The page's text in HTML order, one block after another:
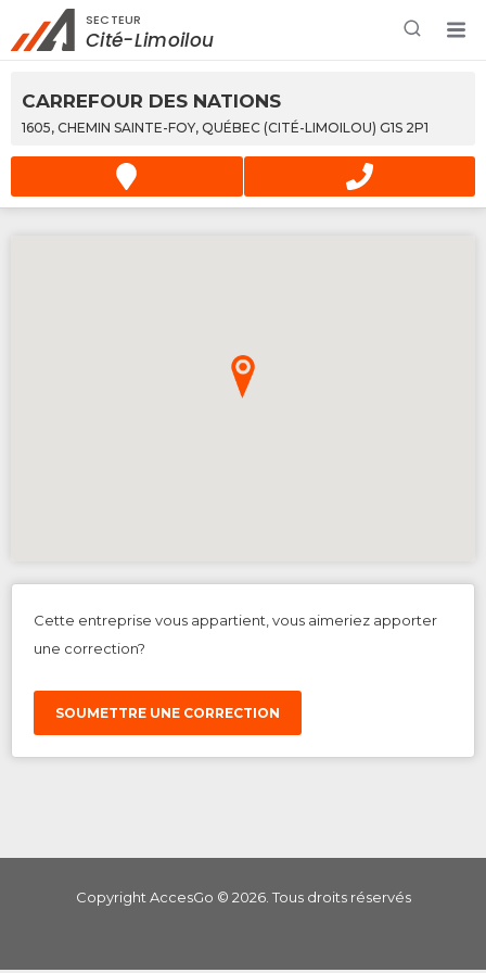
Rechercher à proximité - Entreprise / Rabais /
Services
SECTEUR
Cité-Limoilou
CARREFOUR DES NATIONS
1605, CHEMIN SAINTE-FOY, QUÉBEC (CITÉ-LIMOILOU) G1S 2P1
Cette entreprise vous appartient, vous aimeriez apporter
une correction?
SOUMETTRE UNE CORRECTION
Copyright AccesGo © 2026. Tous droits réservés